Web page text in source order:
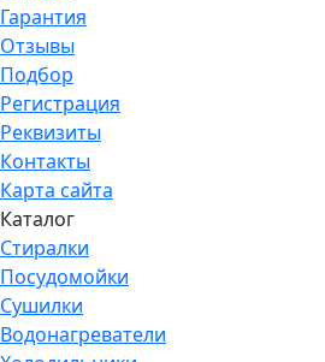
Гарантия
Отзывы
Подбор
Регистрация
Реквизиты
Контакты
Карта сайта
Каталог
Стиралки
Посудомойки
Сушилки
Водонагреватели